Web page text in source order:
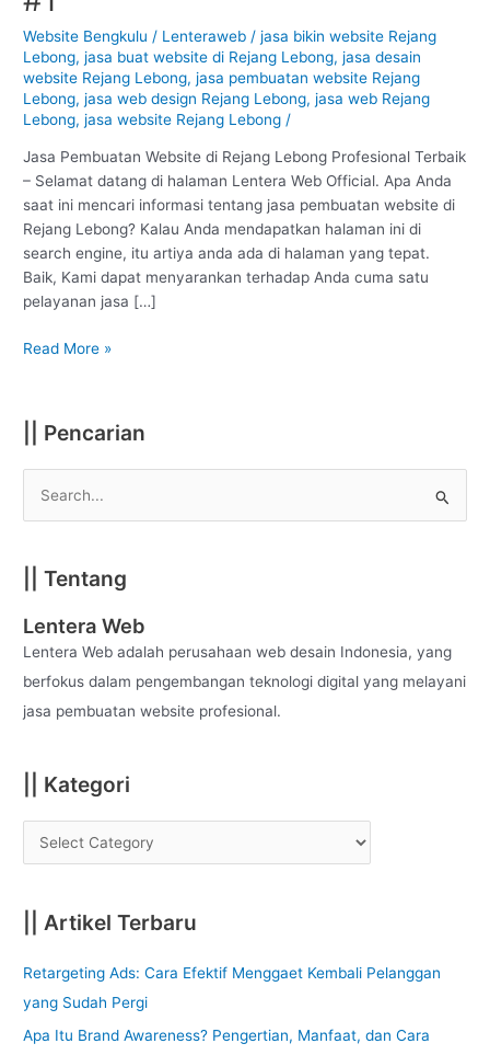
Website Bengkulu / Lenteraweb /jasa bikin website Rejang
Lebong,jasa buat website di Rejang Lebong,jasa desain
website Rejang Lebong,jasa pembuatan website Rejang
Lebong,jasa web design Rejang Lebong,jasa web Rejang
Lebong,jasa website Rejang Lebong /
Jasa Pembuatan Website di Rejang Lebong Profesional Terbaik
– Selamat datang di halaman Lentera Web Official. Apa Anda
saat ini mencari informasi tentang jasa pembuatan website di
Rejang Lebong? Kalau Anda mendapatkan halaman ini di
search engine, itu artiya anda ada di halaman yang tepat.
Baik, Kami dapat menyarankan terhadap Anda cuma satu
pelayanan jasa […]
Rejang
Lebong
:
Profesional
#1
Read More »
|| Pencarian
r
c
h
f
o
|| Tentang
Lentera Web
Lentera Web adalah perusahaan web desain Indonesia, yang
berfokus dalam pengembangan teknologi digital yang melayani
jasa pembuatan website profesional.
|| Kategori
|| Artikel Terbaru
Retargeting Ads: Cara Efektif Menggaet Kembali Pelanggan
yang Sudah Pergi
Apa Itu Brand Awareness? Pengertian, Manfaat, dan Cara